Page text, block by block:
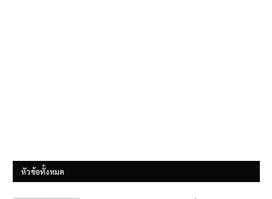
หัวข้อทั้งหมด